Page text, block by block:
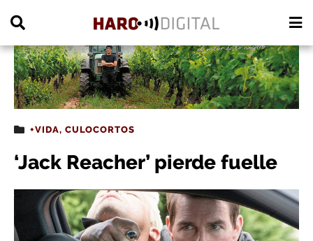
+VIDA, CULOCORTOS
‘Jack Reacher’ pierde fuelle